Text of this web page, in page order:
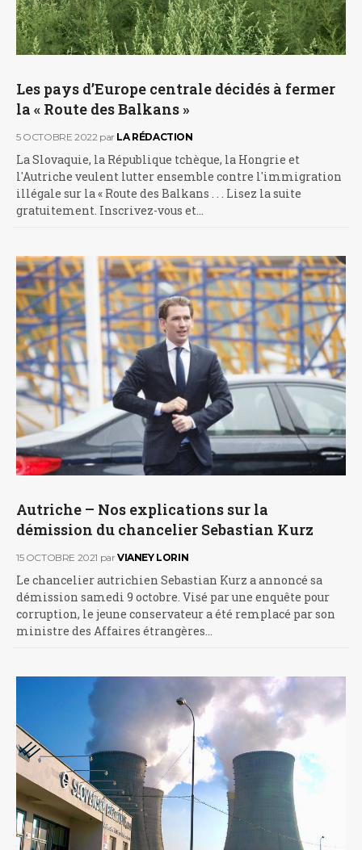
Les pays d’Europe centrale décidés à fermer
la « Route des Balkans »
5 OCTOBRE 2022 par LA RÉDACTION
La Slovaquie, la République tchèque, la Hongrie et
l'Autriche veulent lutter ensemble contre l'immigration
illégale sur la « Route des Balkans . . . Lisez la suite
gratuitement. Inscrivez-vous et…
Autriche – Nos explications sur la
démission du chancelier Sebastian Kurz
15 OCTOBRE 2021 parVIANEY LORIN
Le chancelier autrichien Sebastian Kurz a annoncé sa
démission samedi 9 octobre. Visé par une enquête pour
corruption, le jeune conservateur a été remplacé par son
ministre des Affaires étrangères…